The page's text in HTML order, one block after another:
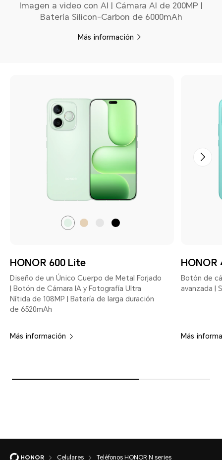
Imagen a video con AI | Cámara AI de 200MP |
Batería Silicon-Carbon de 6000mAh
Más información
VerdeDoradoGris Negro
HONOR 600 Lite
Diseño de un Único Cuerpo de Metal Forjado
| Botón de Cámara IA y Fotografía Ultra
Nítida de 108MP | Batería de larga duración
de 6520mAh
Más información
HONOR
Botón de
avanzada |
Más
Celulares Teléfonos HONOR N series